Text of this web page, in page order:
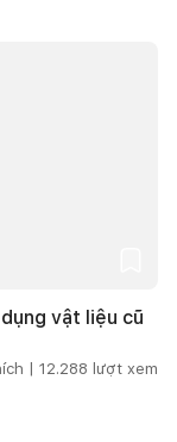
vật liệu cũ
| 12.288 lượt xem